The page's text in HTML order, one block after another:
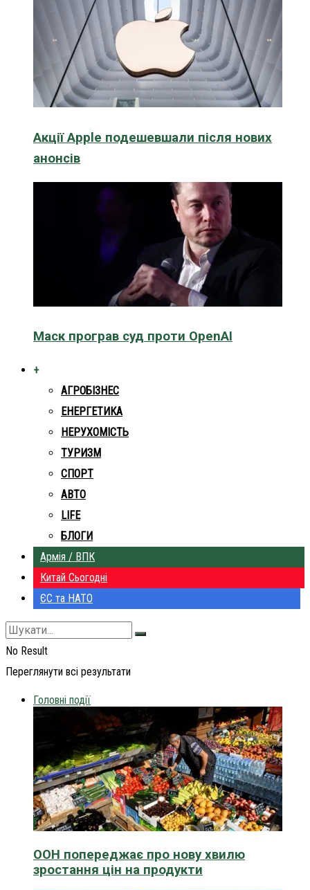
Акції Apple подешевшали після нових
анонсів
Маск програв суд проти OpenAI
+
АГРОБІЗНЕС
ЕНЕРГЕТИКА
НЕРУХОМІСТЬ
ТУРИЗМ
СПОРТ
АВТО
LIFE
БЛОГИ
Армія / ВПК
Китай Сьогодні
ЄС та НАТО
No Result
Переглянути всі результати
Головні події
ООН попереджає про нову хвилю
зростання цін на продукти